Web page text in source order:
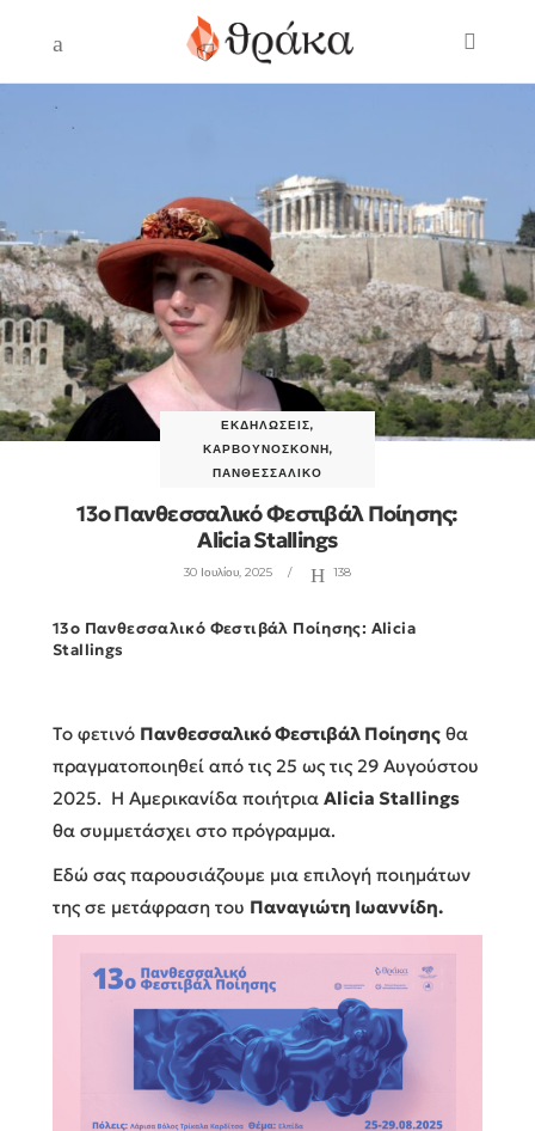
ΕΚΔΗΛΏΣΕΙΣ,
ΚΑΡΒΟΥΝΌΣΚΟΝΗ,
ΠΑΝΘΕΣΣΑΛΙΚΌ
13ο Πανθεσσαλικό Φεστιβάλ Ποίησης:
Alicia Stallings
30 Ιουλίου, 2025 138
13ο Πανθεσσαλικό Φεστιβάλ Ποίησης: Alicia
Stallings
Tο φετινό Πανθεσσαλικό Φεστιβάλ Ποίησης θα
πραγματοποιηθεί από τις 25 ως τις 29 Αυγούστου
2025. Η Αμερικανίδα ποιήτρια Alicia Stallings
θα συμμετάσχει στο πρόγραμμα.
Εδώ σας παρουσιάζουμε μια επιλογή ποιημάτων
της σε μετάφραση του Παναγιώτη Ιωαννίδη.